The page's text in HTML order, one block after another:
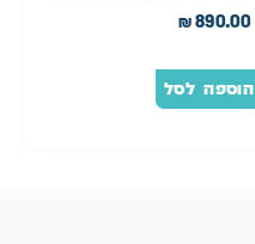
₪890.00
הוספה לסל